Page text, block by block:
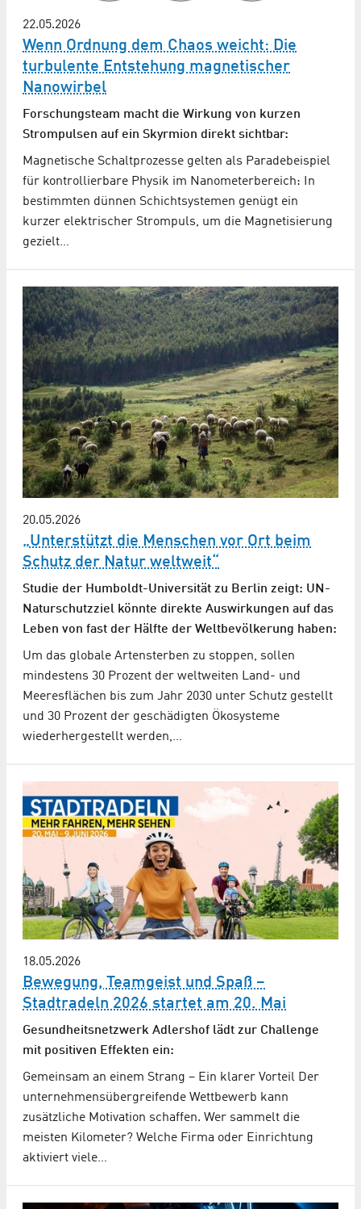
22.05.2026
Wenn Ordnung dem Chaos weicht: Die
turbulente Entstehung magnetischer
Nanowirbel
Forschungsteam macht die Wirkung von kurzen
Strompulsen auf ein Skyrmion direkt sichtbar:
Magnetische Schaltprozesse gelten als Paradebeispiel
für kontrollierbare Physik im Nanometerbereich: In
bestimmten dünnen Schichtsystemen genügt ein
kurzer elektrischer Strompuls, um die Magnetisierung
gezielt…
20.05.2026
„Unterstützt die Menschen vor Ort beim
Schutz der Natur weltweit“
Studie der Humboldt-Universität zu Berlin zeigt: UN-
Naturschutzziel könnte direkte Auswirkungen auf das
Leben von fast der Hälfte der Weltbevölkerung haben:
Um das globale Artensterben zu stoppen, sollen
mindestens 30 Prozent der weltweiten Land- und
Meeresflächen bis zum Jahr 2030 unter Schutz gestellt
und 30 Prozent der geschädigten Ökosysteme
wiederhergestellt werden,…
18.05.2026
Bewegung, Teamgeist und Spaß –
Stadtradeln 2026 startet am 20. Mai
Gesundheitsnetzwerk Adlershof lädt zur Challenge
mit positiven Effekten ein:
Gemeinsam an einem Strang – Ein klarer Vorteil Der
unternehmensübergreifende Wettbewerb kann
zusätzliche Motivation schaffen. Wer sammelt die
meisten Kilometer? Welche Firma oder Einrichtung
aktiviert viele…